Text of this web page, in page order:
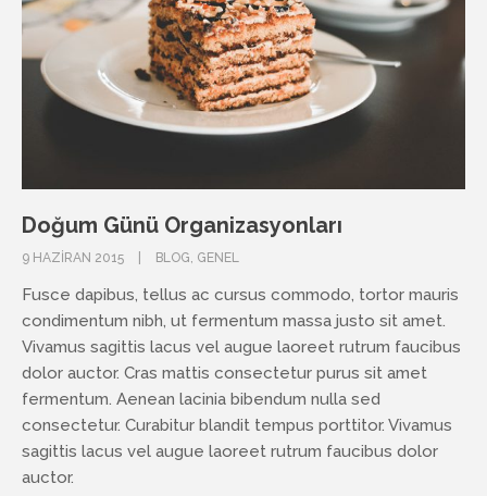
Doğum Günü Organizasyonları
9 HAZIRAN 2015 BLOG, GENEL
Fusce dapibus, tellus ac cursus commodo, tortor mauris
condimentum nibh, ut fermentum massa justo sit amet.
Vivamus sagittis lacus vel augue laoreet rutrum faucibus
dolor auctor. Cras mattis consectetur purus sit amet
fermentum. Aenean lacinia bibendum nulla sed
consectetur. Curabitur blandit tempus porttitor. Vivamus
sagittis lacus vel augue laoreet rutrum faucibus dolor
auctor.